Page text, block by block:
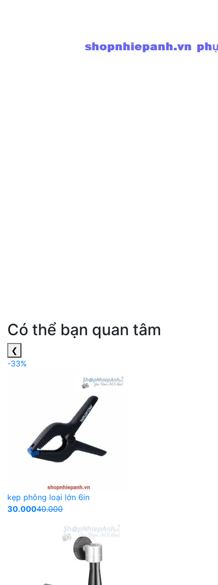
Có thể bạn quan tâm
❮
-33%
kẹp phông loại lớn 6in
30.00040.000